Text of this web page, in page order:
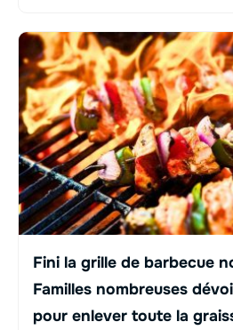
Fini la grille de barbecue
Familles nombreuses
pour enlever toute la